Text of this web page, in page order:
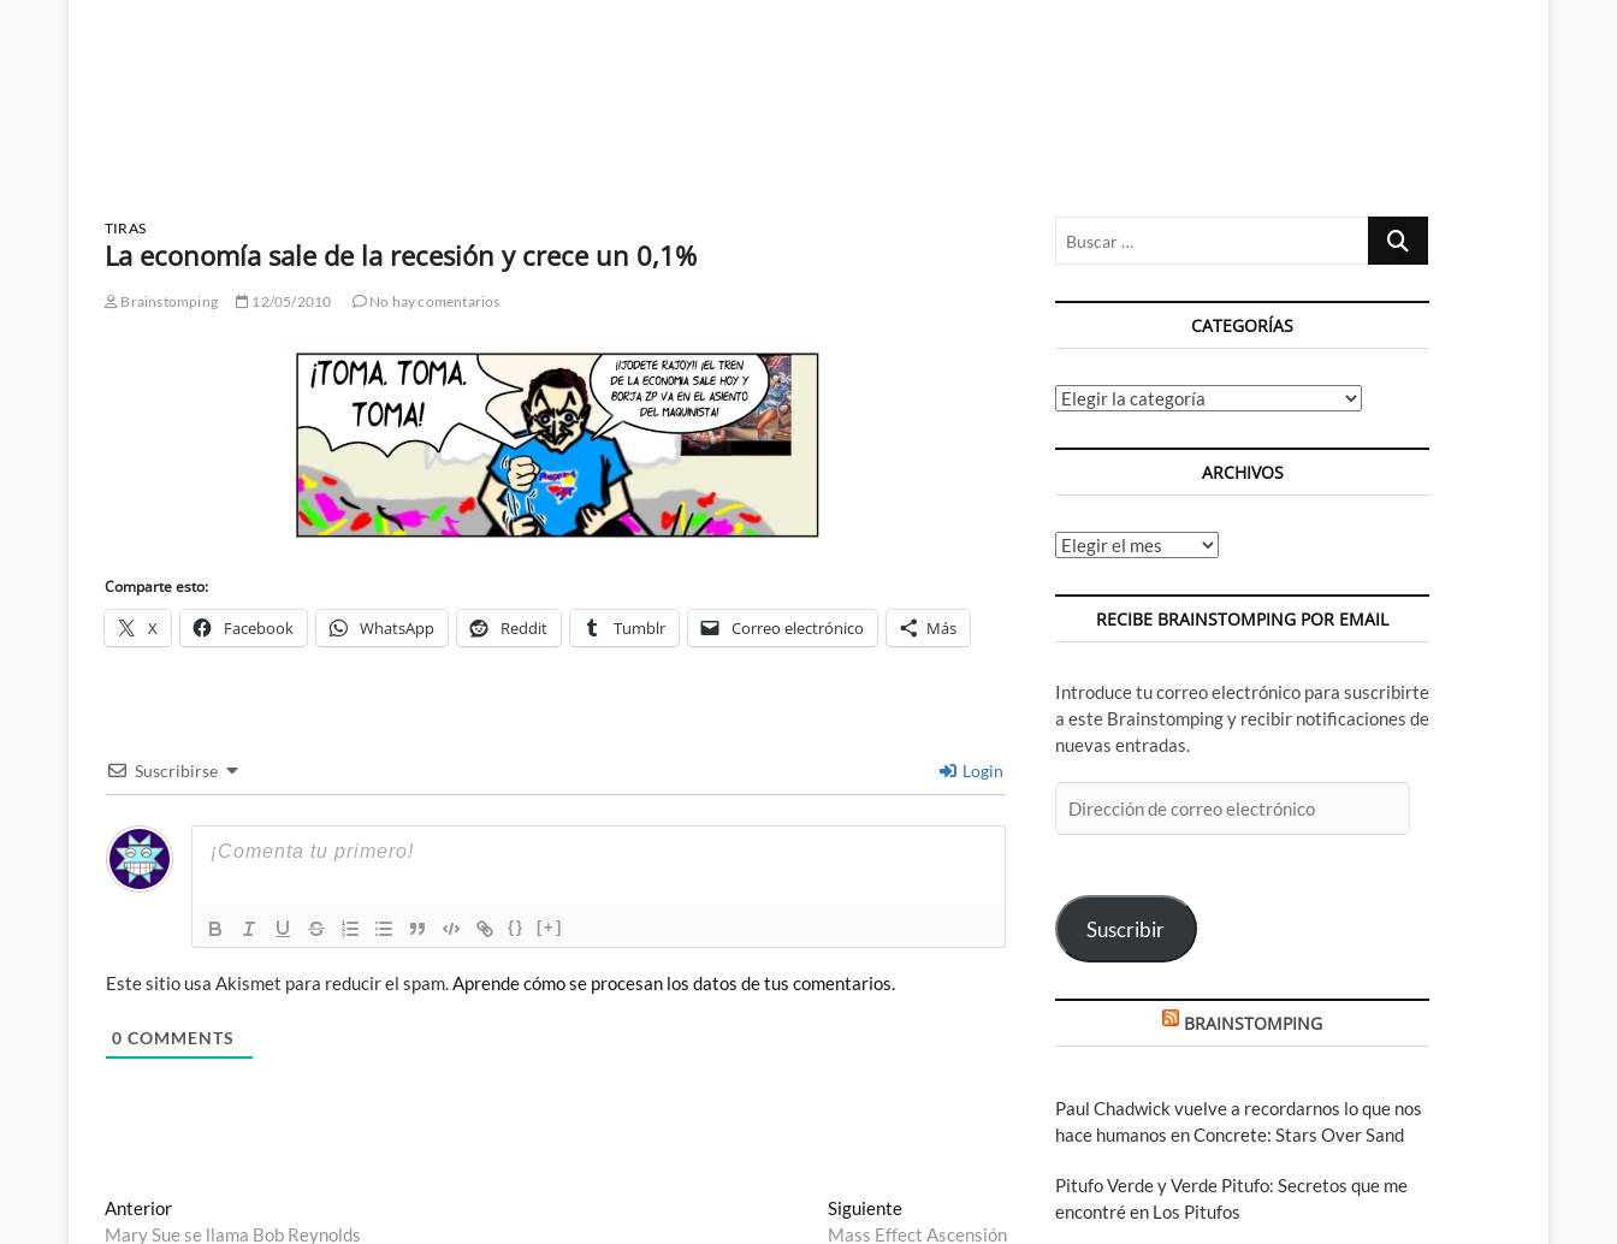
TIRAS
La economía sale de la recesión y crece un 0,1%
Brainstomping 12/05/2010 No hay comentarios
Comparte esto:
X Facebook WhatsApp Reddit Tumblr Correo electrónico Más
Suscribirse Login
{} [+]
Este sitio usa Akismet para reducir el spam.Aprende cómo se procesan los datos de tus comentarios.
0 COMMENTS
Navegación
AnteriorEntrada
anterior:
Mary Sue se llama Bob Reynolds
SiguienteEntrada
siguiente:
Mass Effect Ascensión
Buscar
CATEGORÍAS
Categorías
ARCHIVOS
Archivos
RECIBE BRAINSTOMPING POR EMAIL
Introduce tu correo electrónico para suscribirte
a este Brainstomping y recibir notificaciones de
nuevas entradas.
de
Suscribir
BRAINSTOMPING
Paul Chadwick vuelve a recordarnos lo que nos
hace humanos en Concrete: Stars Over Sand
Pitufo Verde y Verde Pitufo: Secretos que me
encontré en Los Pitufos